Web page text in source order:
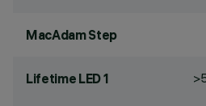
MacAdam Step
Lifetime LED 1